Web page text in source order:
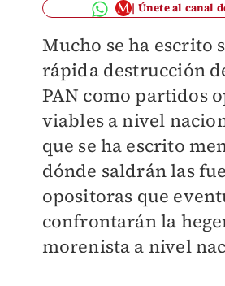
Únete al canal
Mucho se ha escrito
rápida destrucción
PAN como partidos
viables a nivel
que se ha escrito
dónde saldrán las
opositoras que
confrontarán la
morenista a nivel